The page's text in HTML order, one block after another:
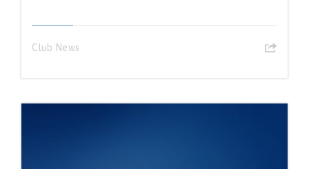
Club News